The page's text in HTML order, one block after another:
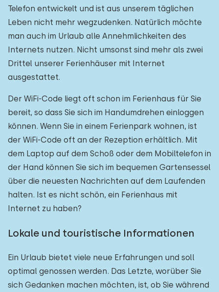
Telefon entwickelt und ist aus unserem täglichen
Leben nicht mehr wegzudenken. Natürlich möchte
man auch im Urlaub alle Annehmlichkeiten des
Internets nutzen. Nicht umsonst sind mehr als zwei
Drittel unserer Ferienhäuser mit Internet
ausgestattet.
Der WiFi-Code liegt oft schon im Ferienhaus für Sie
bereit, so dass Sie sich im Handumdrehen einloggen
können. Wenn Sie in einem Ferienpark wohnen, ist
der WiFi-Code oft an der Rezeption erhältlich. Mit
dem Laptop auf dem Schoß oder dem Mobiltelefon in
der Hand können Sie sich im bequemen Gartensessel
über die neuesten Nachrichten auf dem Laufenden
halten. Ist es nicht schön, ein Ferienhaus mit
Internet zu haben?
Lokale und touristische Informationen
Ein Urlaub bietet viele neue Erfahrungen und soll
optimal genossen werden. Das Letzte, worüber Sie
sich Gedanken machen möchten, ist, ob Sie während